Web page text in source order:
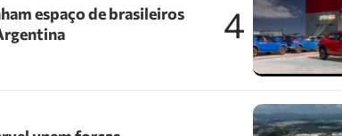
espaço de brasileiros
4